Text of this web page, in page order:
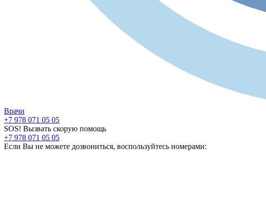
Врачи
+7 978 071 05 05
SOS! Вызвать скорую помощь
+7 978 071 05 05
Если Вы не можете дозвониться, воспользуйтесь номерами: